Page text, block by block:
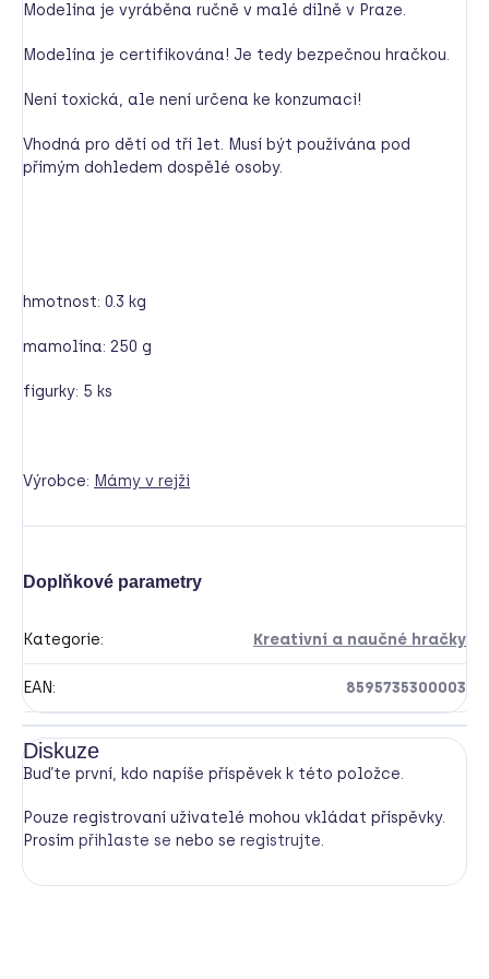
Modelína je vyráběna ručně v malé dílně v Praze.
Modelína je certifikována! Je tedy bezpečnou hračkou.
Není toxická, ale není určena ke konzumaci!
Vhodná pro dětí od tří let. Musí být používána pod
přímým dohledem dospělé osoby.
hmotnost: 0.3 kg
mamolína: 250 g
figurky: 5 ks
Výrobce: Mámy v rejži
Doplňkové parametry
Kategorie: Kreativní a naučné hračky
EAN: 8595735300003
Diskuze
Buďte první, kdo napíše příspěvek k této položce.
Pouze registrovaní uživatelé mohou vkládat příspěvky.
Prosím přihlaste se nebo se registrujte.